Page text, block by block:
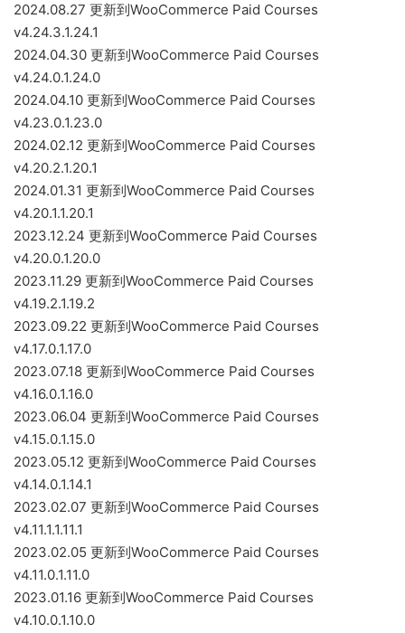
2024.08.27 更新到WooCommerce Paid Courses
v4.24.3.1.24.1
2024.04.30 更新到WooCommerce Paid Courses
v4.24.0.1.24.0
2024.04.10 更新到WooCommerce Paid Courses
v4.23.0.1.23.0
2024.02.12 更新到WooCommerce Paid Courses
v4.20.2.1.20.1
2024.01.31 更新到WooCommerce Paid Courses
v4.20.1.1.20.1
2023.12.24 更新到WooCommerce Paid Courses
v4.20.0.1.20.0
2023.11.29 更新到WooCommerce Paid Courses
v4.19.2.1.19.2
2023.09.22 更新到WooCommerce Paid Courses
v4.17.0.1.17.0
2023.07.18 更新到WooCommerce Paid Courses
v4.16.0.1.16.0
2023.06.04 更新到WooCommerce Paid Courses
v4.15.0.1.15.0
2023.05.12 更新到WooCommerce Paid Courses
v4.14.0.1.14.1
2023.02.07 更新到WooCommerce Paid Courses
v4.11.1.1.11.1
2023.02.05 更新到WooCommerce Paid Courses
v4.11.0.1.11.0
2023.01.16 更新到WooCommerce Paid Courses
v4.10.0.1.10.0